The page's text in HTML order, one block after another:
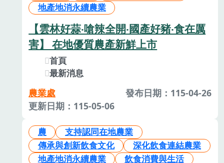
地產地消永續農業
【雲林好蒜‧嗆辣全開‧國產好豬‧食在厲
害】 在地優質農產新鮮上市
首頁
最新消息
農業處
發布日期：115-04-26
更新日期：115-05-06
農
支持認同在地農業
傳承與創新飲食文化
深化飲食連結農業
地產地消永續農業
飲食消費與生活